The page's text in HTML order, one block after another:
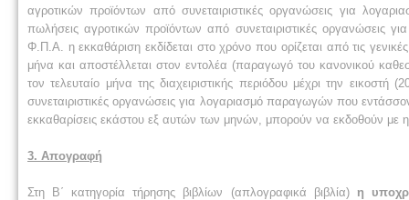
αγροτικών προϊόντων από συνεταιριστικές οργανώσεις για
πωλήσεις αγροτικών προϊόντων από συνεταιριστικές
Φ.Π.Α. η εκκαθάριση εκδίδεται στο χρόνο που ορίζεται από τις
μήνα και αποστέλλεται στον εντολέα (παραγωγό του κανονικού
τον τελευταίο μήνα της διαχειριστικής περιόδου μέχρι την
συνεταιριστικές οργανώσεις για λογαριασμό παραγωγών που
εκκαθαρίσεις εκάστου εξ αυτών των μηνών, μπορούν να εκδοθούν με
3. Απογραφή
Στη Β΄ κατηγορία τήρησης βιβλίων (απλογραφικά βιβλία) η